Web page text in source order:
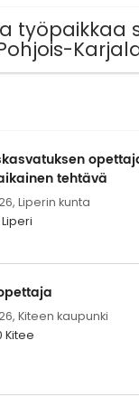
työpaikkaa
tehtävä
Liperin kunta
Kiteen kaupunki
Kitee